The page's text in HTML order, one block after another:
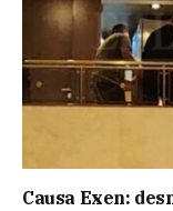
Causa Exen: